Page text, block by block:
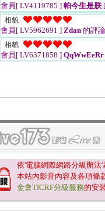
會員[ LV4119785 ] 帕今生是朕
相貌
會員[ LV5962691 ] Zdan 的評論
相貌
會員[ LV6371858 ] QqWwEeRr
依'電腦網際網路分級辦法
本站內影音內容及各項條
金會TICRF分級服務的安